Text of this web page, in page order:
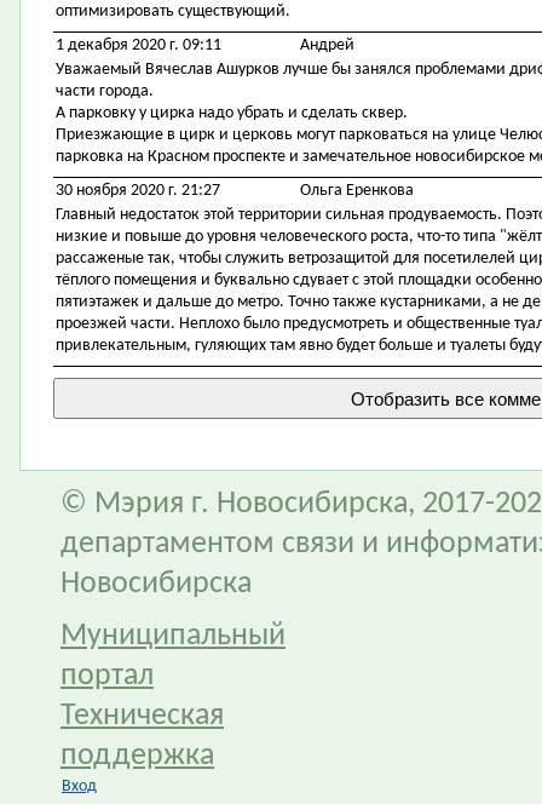
оптимизировать существующий.
1 декабря 2020 г. 09:11
Андрей
Уважаемый Вячеслав Ашурков лучше бы занялся проблемами
части города.
А парковку у цирка надо убрать и сделать сквер.
Приезжающие в цирк и церковь могут парковаться на улице
парковка на Красном проспекте и замечательное новосибирское
30 ноября 2020 г. 21:27
Ольга Еренкова
Главный недостаток этой территории сильная продуваемость.
низкие и повыше до уровня человеческого роста, что-то типа
рассаженые так, чтобы служить ветрозащитой для посетилелей
тёплого помещения и буквально сдувает с этой площадки
пятиэтажек и дальше до метро. Точно также кустарниками, а не
проезжей части. Неплохо было предусмотреть и общественные
привлекательным, гуляющих там явно будет больше и туалеты
© Мэрия г. Новосибирска, 2017-
департаментом связи и
Новосибирска
Муниципальный
портал
Техническая
поддержка
Вход